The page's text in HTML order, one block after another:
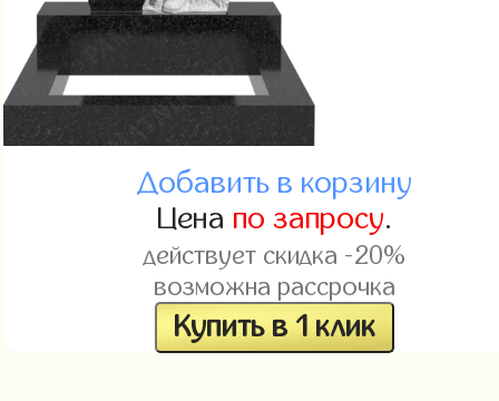
Добавить в корзину
Цена по запросу.
действует скидка -20%
возможна рассрочка
Купить в 1 клик